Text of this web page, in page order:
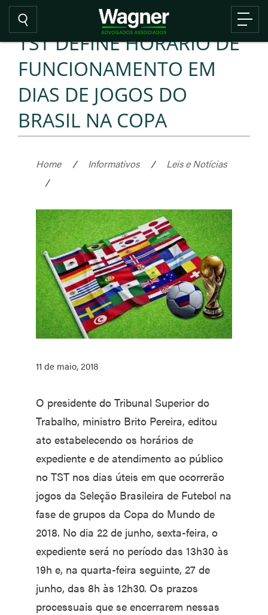
TST DEFINE HORÁRIO DE
FUNCIONAMENTO EM
DIAS DE JOGOS DO
BRASIL NA COPA
Home / Informativos /
Leis e Notícias
/
11 de maio, 2018
O presidente do Tribunal Superior do
Trabalho, ministro Brito Pereira, editou
ato estabelecendo os horários de
expediente e de atendimento ao público
no TST nos dias úteis em que ocorrerão
jogos da Seleção Brasileira de Futebol na
fase de grupos da Copa do Mundo de
2018. No dia 22 de junho, sexta-feira, o
expediente será no período das 13h30 às
19h e, na quarta-feira seguinte, 27 de
junho, das 8h às 12h30. Os prazos
processuais que se encerrarem nessas